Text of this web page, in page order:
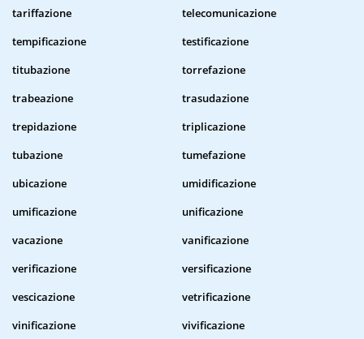
tariffazione
telecomunicazione
tempificazione
testificazione
titubazione
torrefazione
trabeazione
trasudazione
trepidazione
triplicazione
tubazione
tumefazione
ubicazione
umidificazione
umificazione
unificazione
vacazione
vanificazione
verificazione
versificazione
vescicazione
vetrificazione
vinificazione
vivificazione